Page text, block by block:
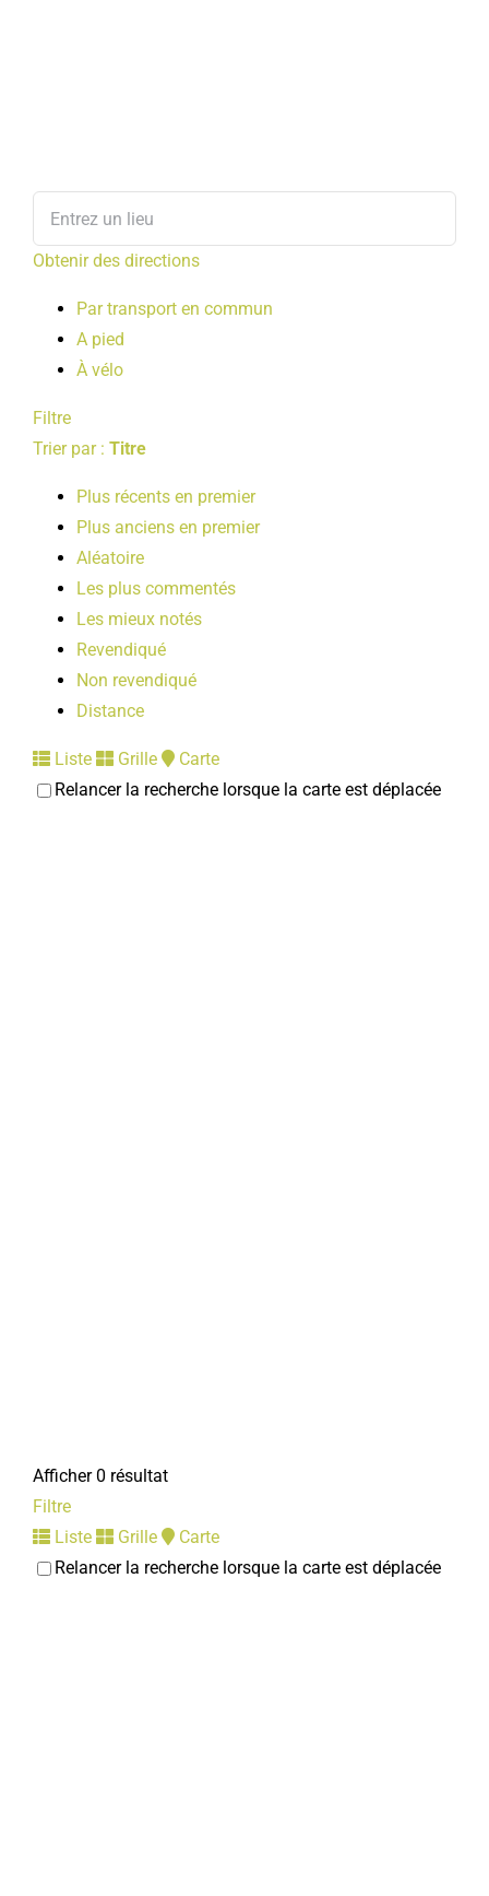
Obtenir des directions
Par transport en commun
A pied
À vélo
Filtre
Trier par : Titre
Plus récents en premier
Plus anciens en premier
Aléatoire
Les plus commentés
Les mieux notés
Revendiqué
Non revendiqué
Distance
Liste Grille
Carte
Relancer la recherche lorsque la carte est déplacée
Afficher 0 résultat
Filtre
Liste
Grille
Carte
Relancer la recherche lorsque la carte est déplacée